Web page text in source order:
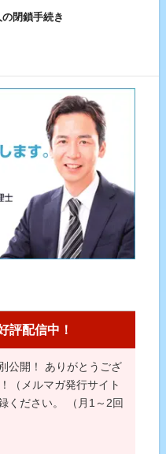
閉鎖手続き
評配信中！
公開！ ありがとうござ
（メルマガ発行サイト
ださい。 （月1～2回